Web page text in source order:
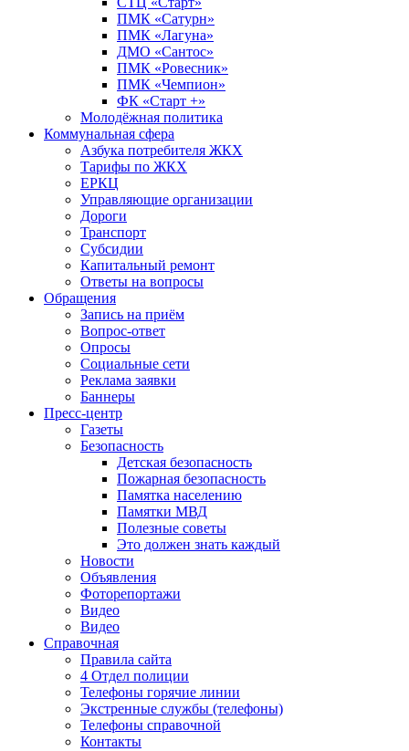
ПМК «Сатурн»
ПМК «Лагуна»
ДМО «Сантос»
ПМК «Ровесник»
ПМК «Чемпион»
ФК «Старт +»
Молодёжная политика
Коммунальная сфера
Азбука потребителя ЖКХ
Тарифы по ЖКХ
ЕРКЦ
Управляющие организации
Дороги
Транспорт
Субсидии
Капитальный ремонт
Ответы на вопросы
Обращения
Запись на приём
Вопрос-ответ
Опросы
Социальные сети
Реклама заявки
Баннеры
Пресс-центр
Газеты
Безопасность
Детская безопасность
Пожарная безопасность
Памятка населению
Памятки МВД
Полезные советы
Это должен знать каждый
Новости
Объявления
Фоторепортажи
Видео
Видео
Справочная
Правила сайта
4 Отдел полиции
Телефоны горячие линии
Экстренные службы (телефоны)
Телефоны справочной
Контакты